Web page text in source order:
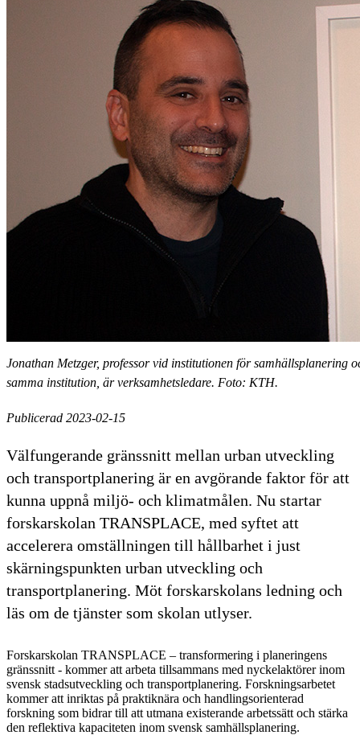
Jonathan Metzger, professor vid institutionen för samhällsplanering
samma institution, är verksamhetsledare. Foto: KTH.
Publicerad 2023-02-15
Välfungerande gränssnitt mellan urban utveckling
och transportplanering är en avgörande faktor för att
kunna uppnå miljö- och klimatmålen. Nu startar
forskarskolan TRANSPLACE, med syftet att
accelerera omställningen till hållbarhet i just
skärningspunkten urban utveckling och
transportplanering. Möt forskarskolans ledning och
läs om de tjänster som skolan utlyser.
Forskarskolan TRANSPLACE – transformering i planeringens
gränssnitt - kommer att arbeta tillsammans med nyckelaktörer inom
svensk stadsutveckling och transportplanering. Forskningsarbetet
kommer att inriktas på praktiknära och handlingsorienterad
forskning som bidrar till att utmana existerande arbetssätt och stärka
den reflektiva kapaciteten inom svensk samhällsplanering.